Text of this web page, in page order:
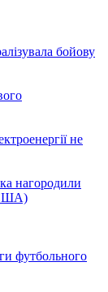
бойову
не
нагородили
футбольного